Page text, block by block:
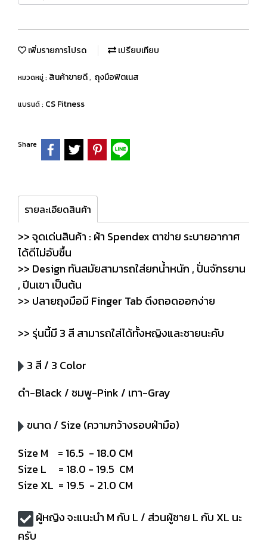
เพิ่มรายการโปรด เปรียบเทียบ
หมวดหมู่ : สินค้าขายดี, ถุงมือฟิตเนส
แบรนด์ : CS Fitness
Share
รายละเอียดสินค้า
>> จุดเด่นสินค้า : ผ้า Spendex ตาข่าย ระบายอากาศ
ได้ดีไม่อับชื้น
>> Design ทันสมัยสามารถใส่ยกน้ำหนัก , ปั่นจักรยาน
, ปีนเขา เป็นต้น
>> ปลายถุงมือมี Finger Tab ดึงถอดออกง่าย
>> รุ่นนี้มี 3 สี สามารถใส่ได้ทั้งหญิงและชายนะคับ
3 สี / 3 Color
ดำ-Black / ชมพู-Pink / เทา-Gray
ขนาด / Size (ความกว้างรอบฝ่ามือ)
Size M = 16.5 - 18.0 CM
Size L = 18.0 - 19.5 CM
Size XL = 19.5 - 21.0 CM
ผู้หญิง จะแนะนำ M กับ L / ส่วนผู้ชาย L กับ XL นะ
ครับ